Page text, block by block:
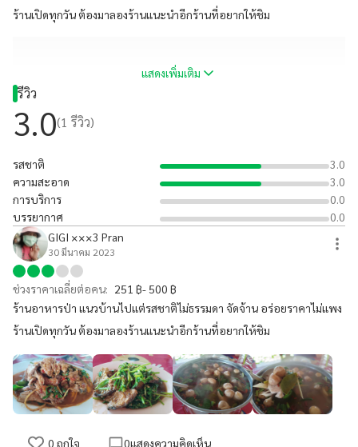
ร้านเปิดทุกวัน ต้องมาลองร้านแนะนำอีกร้านที่อยากให้ชิม
แสดงเพิ่มเติม
รีวิว
3.0(1 รีวิว)
รสชาติ
3.0
ความสะอาด
3.0
การบริการ
0.0
บรรยากาศ
0.0
GIGI ×××3 Pran
30 มีนาคม 2023
ช่วงราคาเฉลี่ยต่อคน: 251 ฿- 500 ฿
ร้านอาหารป่า แนวบ้านไปแต่รสชาติไม่ธรรมดา จัดจ้าน อร่อยราคาไม่แพง
ร้านเปิดทุกวัน ต้องมาลองร้านแนะนำอีกร้านที่อยากให้ชิม
0 ถูกใจ 0แสดงความคิดเห็น